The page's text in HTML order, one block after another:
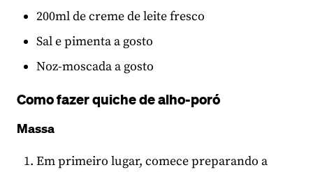
200ml de creme de leite fresco
Sal e pimenta a gosto
Noz-moscada a gosto
Como fazer quiche de alho-poró
Massa
Em primeiro lugar, comece preparando a